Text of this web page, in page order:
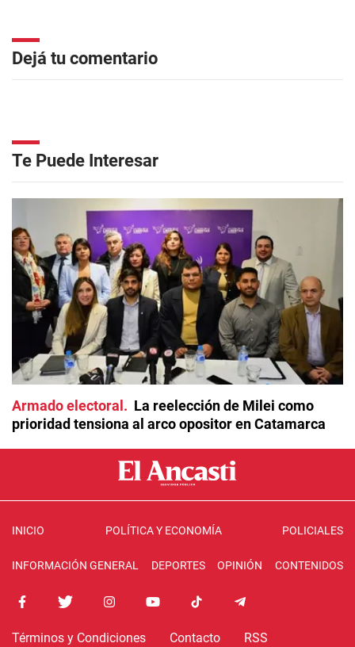
Dejá tu comentario
Te Puede Interesar
Armado electoral
La reelección de Milei como
prioridad tensiona al arco opositor en Catamarca
INICIO POLÍTICA Y ECONOMÍA POLICIALES
INFORMACIÓN GENERAL DEPORTES OPINIÓN CONTENIDOS
Términos y Condiciones Contacto RSS